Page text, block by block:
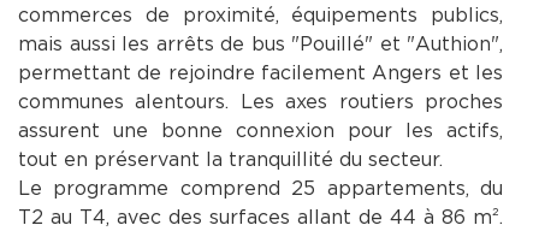
commerces de proximité, équipements publics,
mais aussi les arrêts de bus "Pouillé" et "Authion",
permettant de rejoindre facilement Angers et les
communes alentours. Les axes routiers proches
assurent une bonne connexion pour les actifs,
tout en préservant la tranquillité du secteur.
Le programme comprend 25 appartements, du
T2 au T4, avec des surfaces allant de 44 à 86 m².